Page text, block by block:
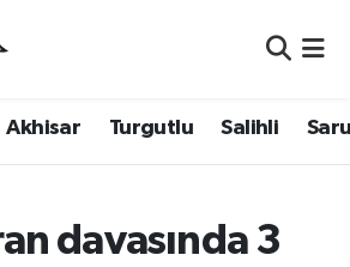
Akhisar Turgutlu Salihli
davasında 3
Eczaneler